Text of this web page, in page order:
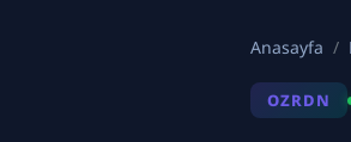
Anasayfa
OZRDN